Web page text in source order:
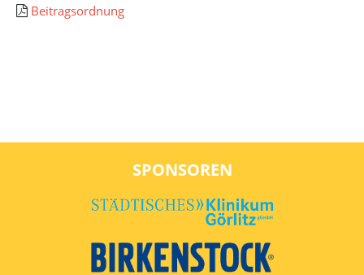
Beitragsordnung
SPONSOREN